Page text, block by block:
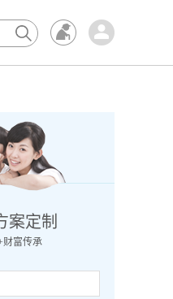
案定制
财富传承